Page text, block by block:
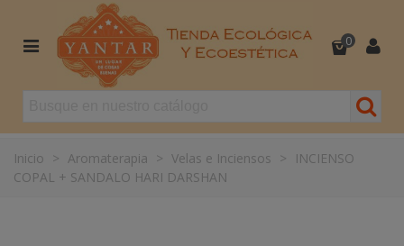
0
Inicio > Aromaterapia > Velas e Inciensos >
INCIENSO
COPAL + SANDALO HARI DARSHAN